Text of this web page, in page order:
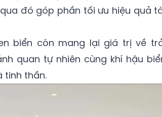
đó góp phần tối ưu hiệu quả
biển còn mang lại giá trị về
quan tự nhiên cùng khí hậu
tinh thần.